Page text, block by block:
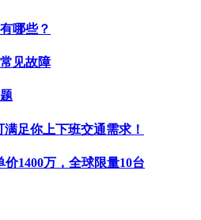
哪些？
见故障
足你上下班交通需求！
1400万，全球限量10台